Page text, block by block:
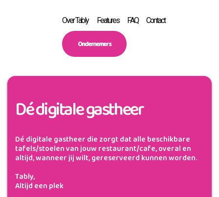
Over Tably Features FAQ Contact
Ondernemers
Dé digitale gastheer
Dé digitale gastheer die zorgt dat alle beschikbare
tafels/stoelen van jouw restaurant/cafe, overal en
altijd, wanneer jij wilt, gereserveerd kunnen worden.
Tably,
Altijd een plek